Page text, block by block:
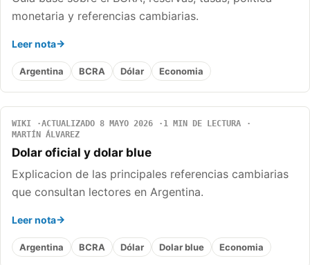
monetaria y referencias cambiarias.
Leer nota
Argentina BCRA Dólar Economia
WIKI ACTUALIZADO 8 MAYO 2026
1 MIN DE LECTURA
MARTÍN ÁLVAREZ
Dolar oficial y dolar blue
Explicacion de las principales referencias cambiarias
que consultan lectores en Argentina.
Leer nota
Argentina BCRA Dólar Dolar blue Economia